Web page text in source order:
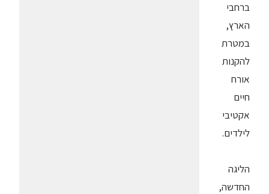
ברחבי
הארץ,
במטרת
להקנות
אורח
חיים
אקטיבי
לילדים.
הליגה
החדשה,